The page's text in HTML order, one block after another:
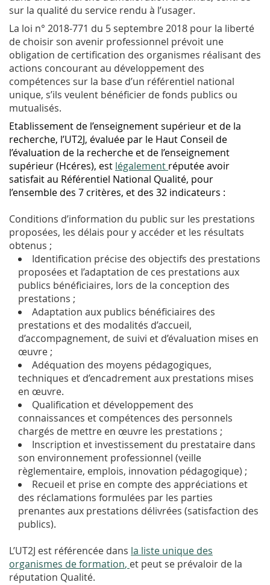
sur la qualité du service rendu à l’usager.
La loi n° 2018-771 du 5 septembre 2018 pour la liberté
de choisir son avenir professionnel prévoit une
obligation de certification des organismes réalisant des
actions concourant au développement des
compétences sur la base d’un référentiel national
unique, s’ils veulent bénéficier de fonds publics ou
mutualisés.
Etablissement de l’enseignement supérieur et de la
recherche, l’UT2J, évaluée par le Haut Conseil de
l’évaluation de la recherche et de l’enseignement
supérieur (Hcéres), est légalement réputée avoir
satisfait au Référentiel National Qualité, pour
l’ensemble des 7 critères, et des 32 indicateurs :
Conditions d’information du public sur les prestations
proposées, les délais pour y accéder et les résultats
obtenus ;
Identification précise des objectifs des prestations
proposées et l’adaptation de ces prestations aux
publics bénéficiaires, lors de la conception des
prestations ;
Adaptation aux publics bénéficiaires des
prestations et des modalités d’accueil,
d’accompagnement, de suivi et d’évaluation mises en
œuvre ;
Adéquation des moyens pédagogiques,
techniques et d’encadrement aux prestations mises
en œuvre.
Qualification et développement des
connaissances et compétences des personnels
chargés de mettre en œuvre les prestations ;
Inscription et investissement du prestataire dans
son environnement professionnel (veille
règlementaire, emplois, innovation pédagogique) ;
Recueil et prise en compte des appréciations et
des réclamations formulées par les parties
prenantes aux prestations délivrées (satisfaction des
publics).
L’UT2J est référencée dans la liste unique des
organismes de formation, et peut se prévaloir de la
réputation Qualité.